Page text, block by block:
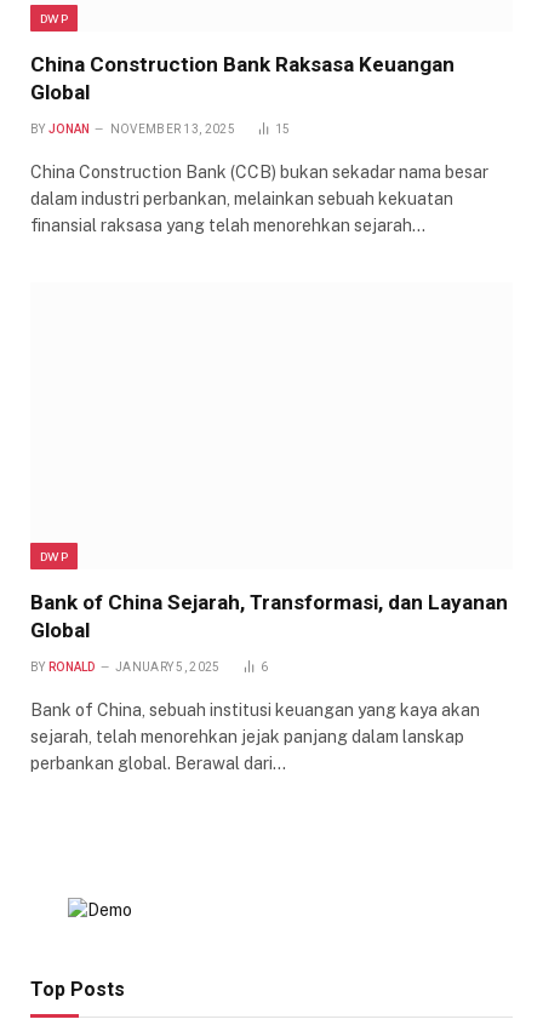
DWP
China Construction Bank Raksasa Keuangan
Global
BY JONAN NOVEMBER 13, 2025 15
China Construction Bank (CCB) bukan sekadar nama besar
dalam industri perbankan, melainkan sebuah kekuatan
finansial raksasa yang telah menorehkan sejarah…
DWP
Bank of China Sejarah, Transformasi, dan Layanan
Global
BY RONALD JANUARY 5, 2025 6
Bank of China, sebuah institusi keuangan yang kaya akan
sejarah, telah menorehkan jejak panjang dalam lanskap
perbankan global. Berawal dari…
Top Posts